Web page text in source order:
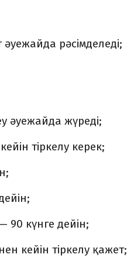
рәсімделеді;
әуежайда жүреді;
тіркелу керек;
күнге дейін;
кейін тіркелу қажет;